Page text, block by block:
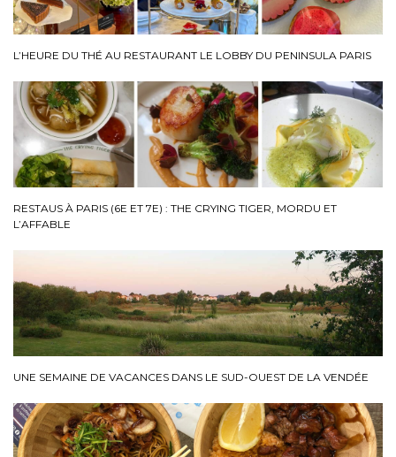
L’HEURE DU THÉ AU RESTAURANT LE LOBBY DU PENINSULA PARIS
RESTAUS À PARIS (6E ET 7E) : THE CRYING TIGER, MORDU ET
L’AFFABLE
UNE SEMAINE DE VACANCES DANS LE SUD-OUEST DE LA VENDÉE